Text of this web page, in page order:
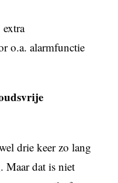
o.a. alarmfunctie
drie keer zo lang
Maar dat is niet